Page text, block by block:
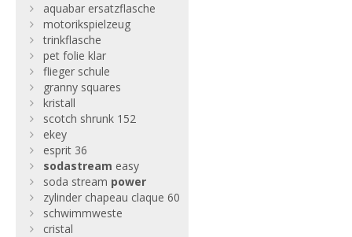
aquabar ersatzflasche
motorikspielzeug
trinkflasche
pet folie klar
flieger schule
granny squares
kristall
scotch shrunk 152
ekey
esprit 36
sodastream easy
soda stream power
zylinder chapeau claque 60
schwimmweste
cristal